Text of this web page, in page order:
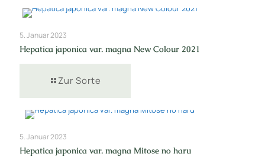
5. Januar 2023
Hepatica japonica var. magna New Colour 2021
Zur Sorte
5. Januar 2023
Hepatica japonica var. magna Mitose no haru